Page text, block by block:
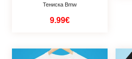
Тениска Bmw
9.99€